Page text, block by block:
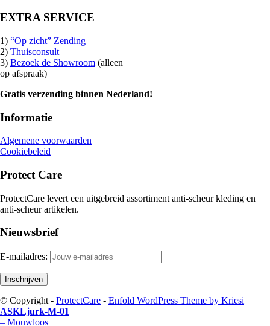
EXTRA SERVICE
1) “Op zicht” Zending
2) Thuisconsult
3) Bezoek de Showroom (alleen
op afspraak)
Gratis verzending binnen Nederland!
Informatie
Algemene voorwaarden
Cookiebeleid
Protect Care
ProtectCare levert een uitgebreid assortiment anti-scheur kleding en
anti-scheur artikelen.
Nieuwsbrief
E-mailadres:
© Copyright - ProtectCare - Enfold WordPress Theme by Kriesi
ASKLjurk-M-01
– Mouwloos